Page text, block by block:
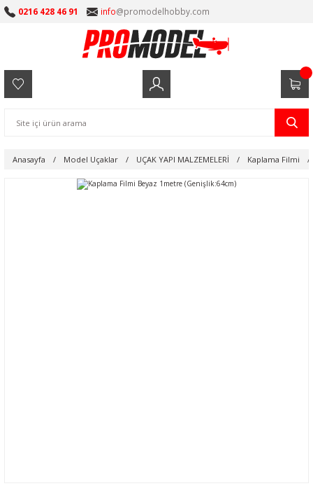
0216 428 46 91 info@promodelhobby.com
Anasayfa Model Uçaklar UÇAK YAPI MALZEMELERİ Kaplama Filmi